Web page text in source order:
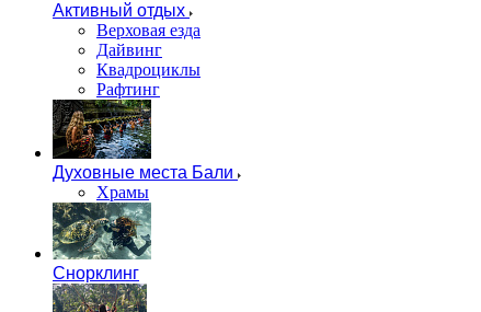
Активный отдых
Верховая езда
Дайвинг
Квадроциклы
Рафтинг
Духовные места Бали
Храмы
Снорклинг